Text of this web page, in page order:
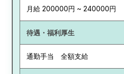
月給 200000円 ~ 240000円
待遇・福利厚生
通勤手当 全額支給